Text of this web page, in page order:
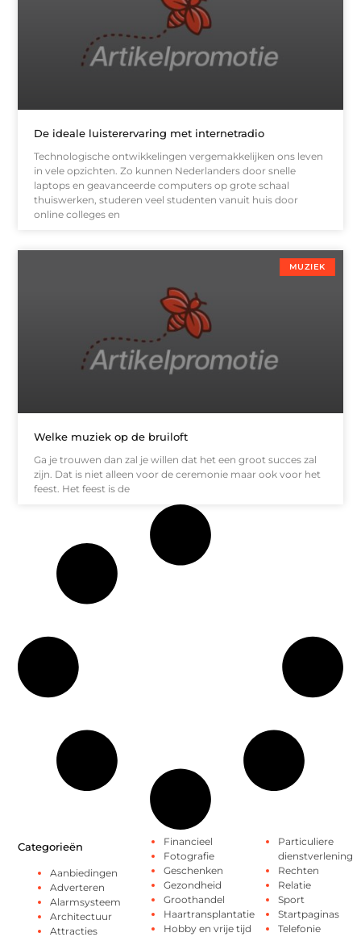
De ideale luisterervaring met internetradio
Technologische ontwikkelingen vergemakkelijken ons leven
in vele opzichten. Zo kunnen Nederlanders door snelle
laptops en geavanceerde computers op grote schaal
thuiswerken, studeren veel studenten vanuit huis door
online colleges en
MUZIEK
Welke muziek op de bruiloft
Ga je trouwen dan zal je willen dat het een groot succes zal
zijn. Dat is niet alleen voor de ceremonie maar ook voor het
feest. Het feest is de
Categorieën
Aanbiedingen
Adverteren
Alarmsysteem
Architectuur
Attracties
Financieel
Fotografie
Geschenken
Gezondheid
Groothandel
Haartransplantatie
Hobby en vrije tijd
Particuliere
dienstverlening
Rechten
Relatie
Sport
Startpaginas
Telefonie